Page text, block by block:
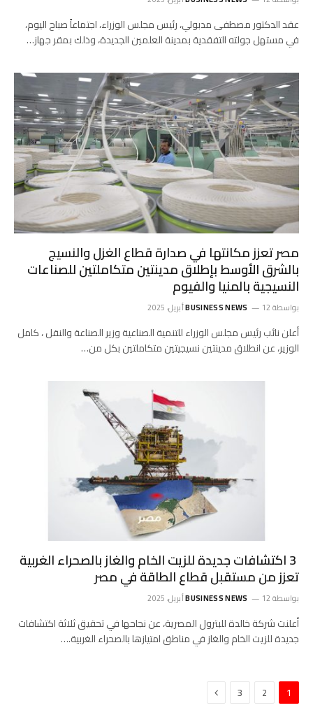
عقد الدكتور مصطفى مدبولي، رئيس مجلس الوزراء، اجتماعاً صباح اليوم،
في مستهل جولته التفقدية بمدينة العلمين الجديدة، وذلك بمقر جهاز…
مصر تعزز مكانتها في صدارة قطاع الغزل والنسيج
بالشرق الأوسط بإطلاق مدينتين متكاملتين للصناعات
النسيجية بالمنيا والفيوم
بواسطة BUSINESS NEWS 12 أبريل، 2025
أعلن نائب رئيس مجلس الوزراء للتنمية الصناعية وزير الصناعة والنقل ، كامل
الوزير، عن انطلاق مدينتين نسيجيتين متكاملتين بكل من…
3 اكتشافات جديدة للزيت الخام والغاز بالصحراء الغربية
تعزز من مستقبل قطاع الطاقة في مصر
بواسطة BUSINESS NEWS 12 أبريل، 2025
أعلنت شركة خالدة للبترول المصرية، عن نجاحها في تحقيق ثلاثة اكتشافات
جديدة للزيت الخام والغاز في مناطق امتيازها بالصحراء الغربية.…
1
2
3 التالي